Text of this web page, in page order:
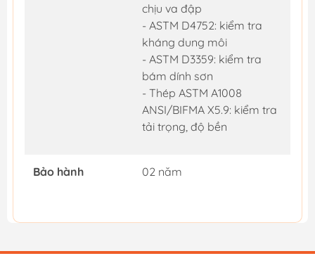
chịu va đập
- ASTM D4752: kiểm tra
kháng dung môi
- ASTM D3359: kiểm tra
bám dính sơn
- Thép ASTM A1008
ANSI/BIFMA X5.9: kiểm tra
tải trọng, độ bền
Bảo hành 02 năm